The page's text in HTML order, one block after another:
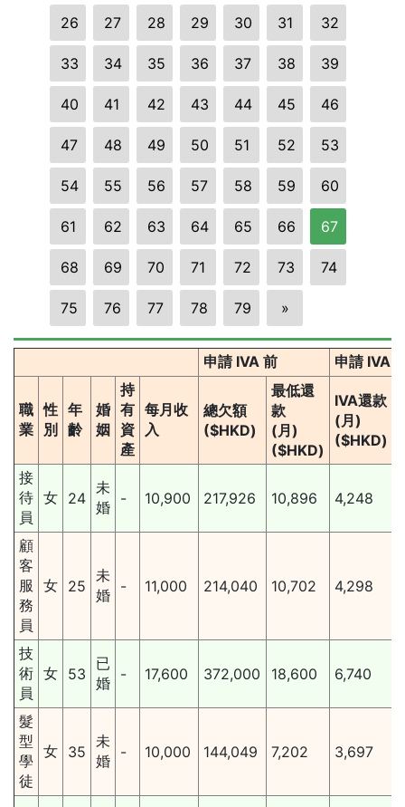
26 27 28 29 30 31 32
33 34 35 36 37 38 39
40 41 42 43 44 45 46
47 48 49 50 51 52 53
54 55 56 57 58 59 60
61 62 63 64 65 66 67
68 69 70 71 72 73 74
75 76 77 78 79 »
申請 IVA 前 申請 IVA
職
業
性
別
年
齡
婚
姻
持
有
資
產
每月收
入
總欠額
($HKD)
最低還
款
(月)
($HKD)
IVA還款
(月)
($HKD)
接
待
員
女 24
未
婚
- 10,900 217,926 10,896 4,248
顧
客
服
務
員
女 25
未
婚
- 11,000 214,040 10,702 4,298
技
術
員
女 53
已
婚
- 17,600 372,000 18,600 6,740
髮
型
學
徒
女 35
未
婚
- 10,000 144,049 7,202 3,697